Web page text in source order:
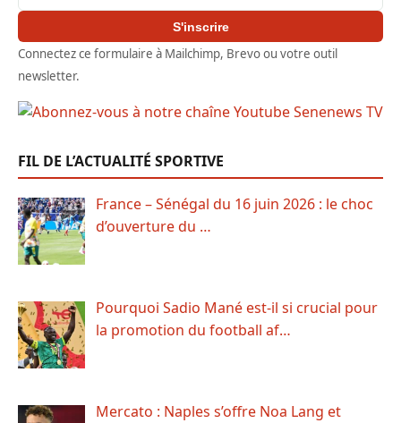
S'inscrire
Connectez ce formulaire à Mailchimp, Brevo ou votre outil
newsletter.
FIL DE L’ACTUALITÉ SPORTIVE
France – Sénégal du 16 juin 2026 : le choc
d’ouverture du …
Pourquoi Sadio Mané est-il si crucial pour
la promotion du football af…
Mercato : Naples s’offre Noa Lang et